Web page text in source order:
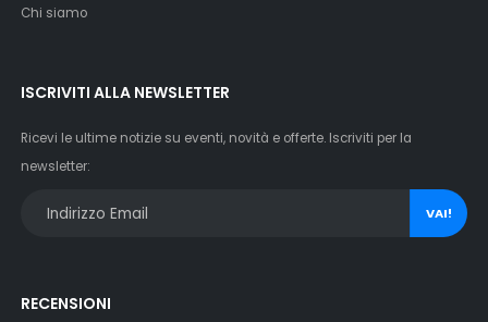
Chi siamo
ISCRIVITI ALLA NEWSLETTER
Ricevi le ultime notizie su eventi, novità e offerte. Iscriviti per la
newsletter:
VAI!
RECENSIONI